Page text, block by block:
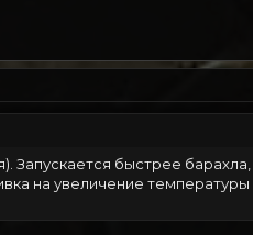
Запускается быстрее
на увеличение температуры